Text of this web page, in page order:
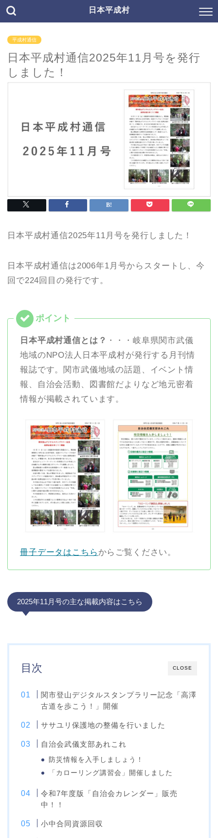
日本平成村
平成村通信
日本平成村通信2025年11月号を発行
しました！
日本平成村通信2025年11月号を発行しました！
日本平成村通信は2006年1月号からスタートし、今
回で224回目の発行です。
日本平成村通信とは？ ・・・岐阜県関市武儀
地域のNPO法人日本平成村が発行する月刊情
報誌です。関市武儀地域の話題、イベント情
報、自治会活動、図書館だよりなど地元密着
情報が掲載されています。
冊子データはこちら からご覧ください。
2025年11月号の主な掲載内容はこちら
CLOSE
目次
関市登山デジタルスタンプラリー記念「高澤
古道を歩こう！」開催
ササユリ保護地の整備を行いました
自治会武儀支部あれこれ
防災情報を入手しましょう！
「カローリング講習会」開催しました
令和7年度版「自治会カレンダー」販売
中！！
小中合同資源回収